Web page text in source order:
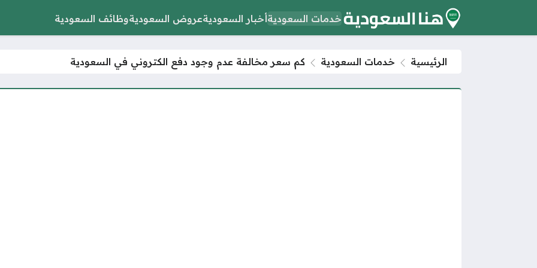
خدمات السعوديةأخبار السعوديةعروض السعوديةوظائف السعودية
الرئيسية خدمات السعودية كم سعر مخالفة عدم وجود دفع الكتروني في السعودية